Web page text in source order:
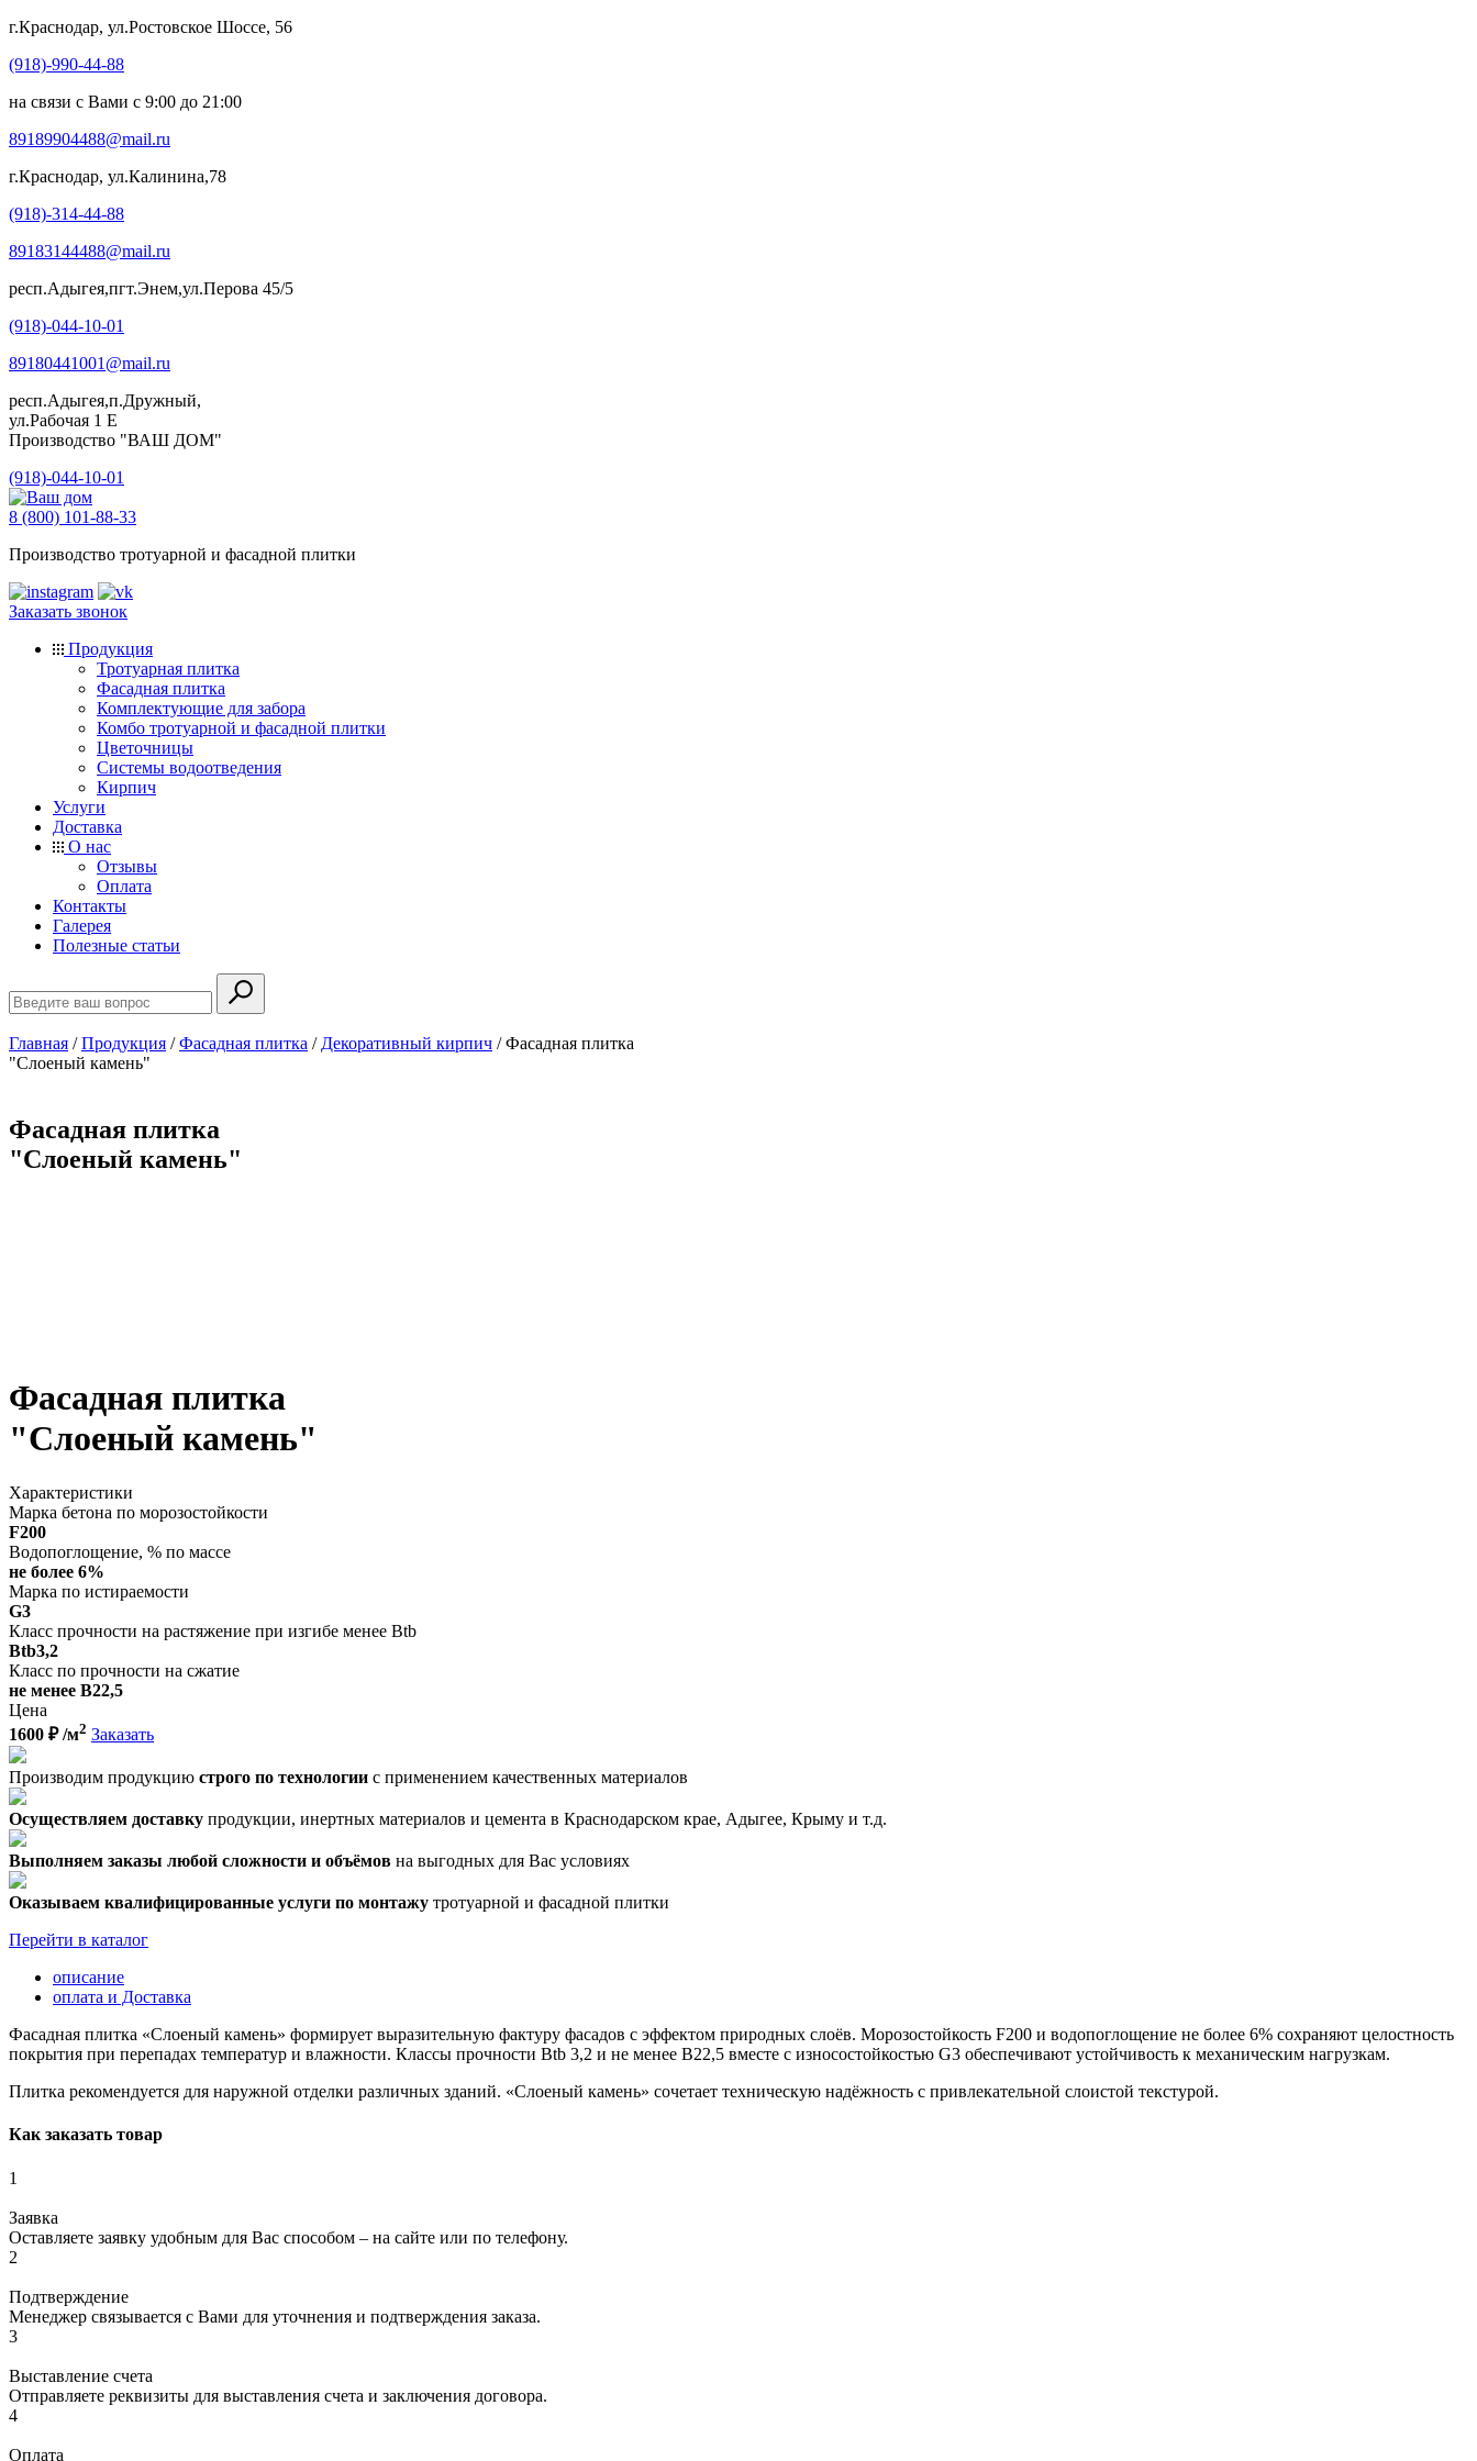
г.Краснодар, ул.Ростовское Шоссе, 56
(918)-990-44-88
на связи с Вами с 9:00 до 21:00
89189904488@mail.ru
г.Краснодар, ул.Калинина,78
(918)-314-44-88
89183144488@mail.ru
респ.Адыгея,пгт.Энем,ул.Перова 45/5
(918)-044-10-01
89180441001@mail.ru
респ.Адыгея,п.Дружный,
ул.Рабочая 1 Е
Производство "ВАШ ДОМ"
(918)-044-10-01
8 (800) 101-88-33
Производство тротуарной и фасадной плитки
Заказать звонок
Продукция
Тротуарная плитка
Фасадная плитка
Комплектующие для забора
Комбо тротуарной и фасадной плитки
Цветочницы
Системы водоотведения
Кирпич
Услуги
Доставка
О нас
Отзывы
Оплата
Контакты
Галерея
Полезные статьи
Главная / Продукция / Фасадная плитка / Декоративный кирпич / Фасадная плитка
"Слоеный камень"
Фасадная плитка
"Слоеный камень"
Фасадная плитка
"Слоеный камень"
Характеристики
Марка бетона по морозостойкости
F200
Водопоглощение, % по массе
не более 6%
Марка по истираемости
G3
Класс прочности на растяжение при изгибе менее Btb
Вtb3,2
Класс по прочности на сжатие
не менее В22,5
Цена
1600 ₽ /м2 Заказать
Производим продукцию строго по технологии с применением качественных материалов
Осуществляем доставку продукции, инертных материалов и цемента в Краснодарском крае, Адыгее, Крыму и т.д.
Выполняем заказы любой сложности и объёмов на выгодных для Вас условиях
Оказываем квалифицированные услуги по монтажу тротуарной и фасадной плитки
Перейти в каталог
описание
оплата и Доставка
Фасадная плитка «Слоеный камень» формирует выразительную фактуру фасадов с эффектом природных слоёв. Морозостойкость F200 и водопоглощение не более 6% сохраняют целостность
покрытия при перепадах температур и влажности. Классы прочности Btb 3,2 и не менее B22,5 вместе с износостойкостью G3 обеспечивают устойчивость к механическим нагрузкам.
Плитка рекомендуется для наружной отделки различных зданий. «Слоеный камень» сочетает техническую надёжность с привлекательной слоистой текстурой.
Как заказать товар
1
Заявка
Оставляете заявку удобным для Вас способом – на сайте или по телефону.
2
Подтверждение
Менеджер связывается с Вами для уточнения и подтверждения заказа.
3
Выставление счета
Отправляете реквизиты для выставления счета и заключения договора.
4
Оплата